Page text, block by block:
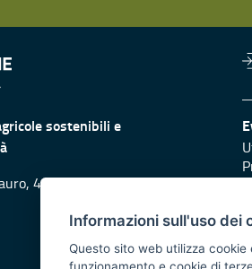
sostenibili e
45-47 - 70121 Bari
Informazioni sull'uso dei
Questo sito web utilizza